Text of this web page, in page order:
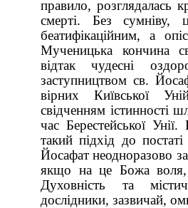
правило, розглядалась
смерті. Без сумніву,
беатифікаційним, а
Мученицька кончина
відтак чудесні
заступництвом св.
вірних Київської
свідченням істинності
час Берестейської
такий підхід до
Йосафат неодноразово
якщо на це Божа воля,
Духовність та
дослідники, зазвичай,